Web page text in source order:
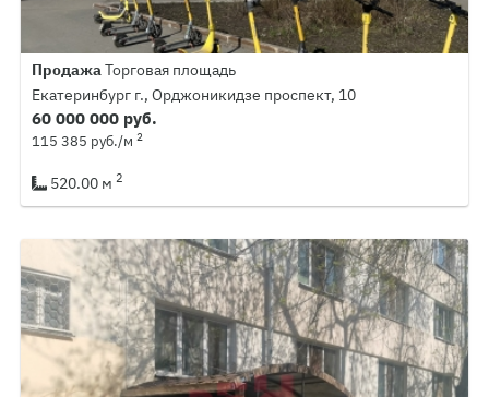
Продажа Торговая площадь
Екатеринбург г., Орджоникидзе проспект, 10
60 000 000 руб.
115 385 руб./м 2
520.00 м 2